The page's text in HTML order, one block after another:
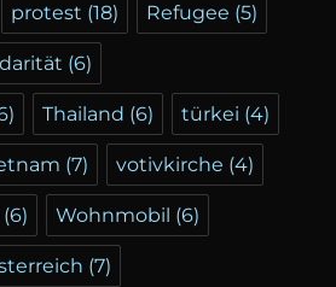
protest (18) Refugee (5)
(6)
Thailand (6) türkei (4)
(7) votivkirche (4)
(6) Wohnmobil (6)
(7)